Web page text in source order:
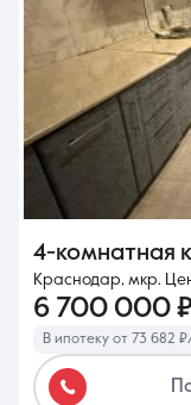
4-комнатная
Краснодар, мкр.
6 700 000
В ипотеку от 73 682